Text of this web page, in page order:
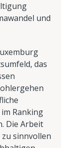
und
das
Ranking
Die Arbeit
zu sinnvollen